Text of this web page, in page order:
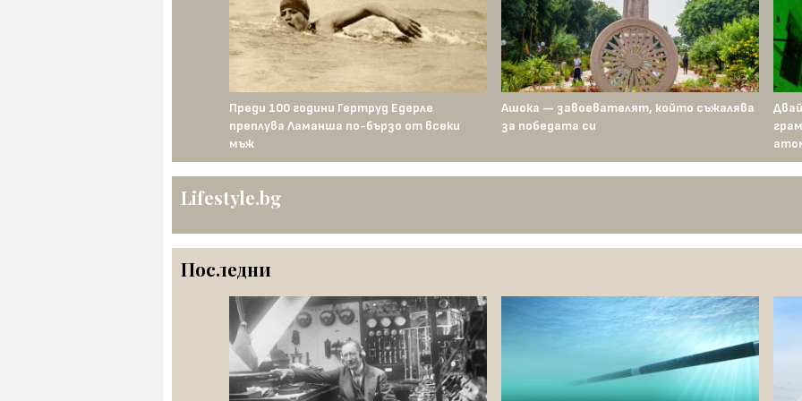
Преди 100 години Гертруд Едерле
преплува Ламанша по-бързо от всеки
мъж
Ашока — завоевателят, който съжалява
за победата си
Lifestyle.bg
Последни